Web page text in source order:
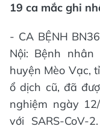
19 ca mắc ghi
- CA BỆNH
Nội: Bệnh
huyện Mèo Vạc,
ổ dịch cũ, đã
nghiệm ngày
với SARS-